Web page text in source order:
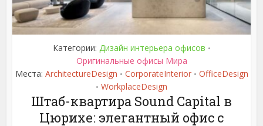
Категории: Дизайн интерьера офисов •
Оригинальные офисы Мира
Места: ArchitectureDesign • CorporateInterior • OfficeDesign
• WorkplaceDesign
Штаб-квартира Sound Capital в
Цюрихе: элегантный офис с